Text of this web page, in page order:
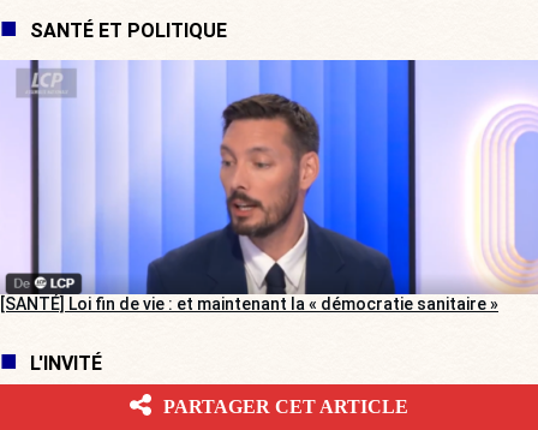
SANTÉ ET POLITIQUE
[SANTÉ] Loi fin de vie : et maintenant la « démocratie sanitaire »
L'INVITÉ
PARTAGER CET ARTICLE